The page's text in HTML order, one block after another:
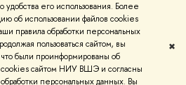
его использования. Более
об использовании файлов cookies
правила обработки персональных
пользоваться сайтом, вы
были проинформированы об
cookies сайтом НИУ ВШЭ и согласны
персональных данных. Вы
✖
и контакты Условия использования
Карта сайта